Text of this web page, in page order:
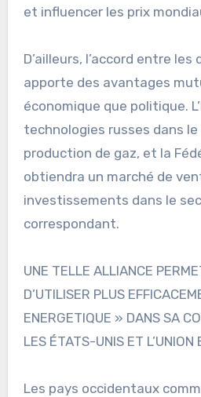
et influencer les prix
D’ailleurs, l’accord entre les
apporte des avantages
économique que politique.
technologies russes dans le
production de gaz, et la
obtiendra un marché de
investissements dans le
correspondant.
UNE TELLE ALLIANCE
D’UTILISER PLUS
ENERGETIQUE » DANS SA
LES ÉTATS-UNIS ET L’UNION
Les pays occidentaux